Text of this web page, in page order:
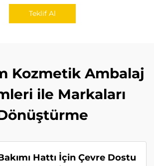
Teklif Al
Kozmetik Ambalaj
ile Markaları
Hattı İçin Çevre Dostu